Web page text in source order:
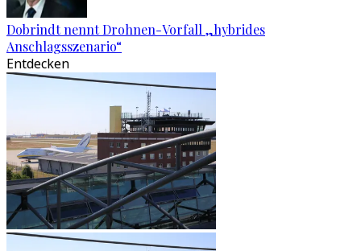
Dobrindt nennt Drohnen-Vorfall „hybrides
Anschlagsszenario“
Entdecken